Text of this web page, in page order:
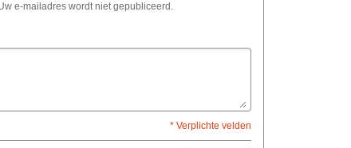
e-mailadres wordt niet gepubliceerd.
* Verplichte velden